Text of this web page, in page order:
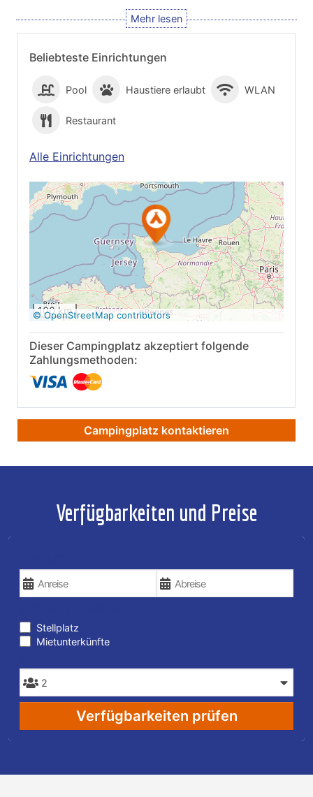
Beliebteste Einrichtungen
Pool Haustiere erlaubt WLAN
Restaurant
Alle Einrichtungen
Auf Google Maps
anzeigen
100 km
© OpenStreetMap contributors
Dieser Campingplatz akzeptiert folgende
Zahlungsmethoden:
Campingplatz kontaktieren
Verfügbarkeiten und Preise
Stellplatz
Mietunterkünfte
Verfügbarkeiten prüfen